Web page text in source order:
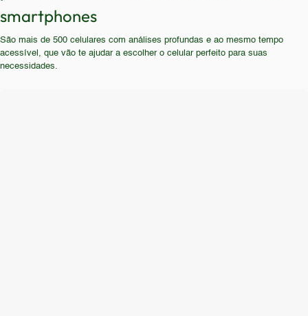
podem se satisfazer com este aparelho.
Jogadores, entusiastas de tecnologia e usuários
que dependem de um smartphone para tarefas
exigentes devem buscar modelos mais recentes.
smartphones
São mais de 500 celulares com análises profundas e ao mesmo tempo
acessível, que vão te ajudar a escolher o celular perfeito para suas
necessidades.